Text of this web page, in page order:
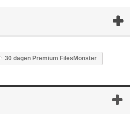
30 dagen Premium FilesMonster